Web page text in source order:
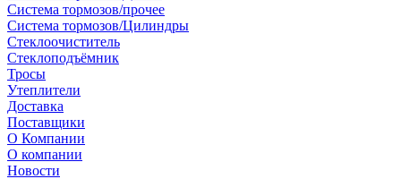
Система тормозов/прочее
Система тормозов/Цилиндры
Стеклоочиститель
Стеклоподъёмник
Тросы
Утеплители
Доставка
Поставщики
О Компании
О компании
Новости